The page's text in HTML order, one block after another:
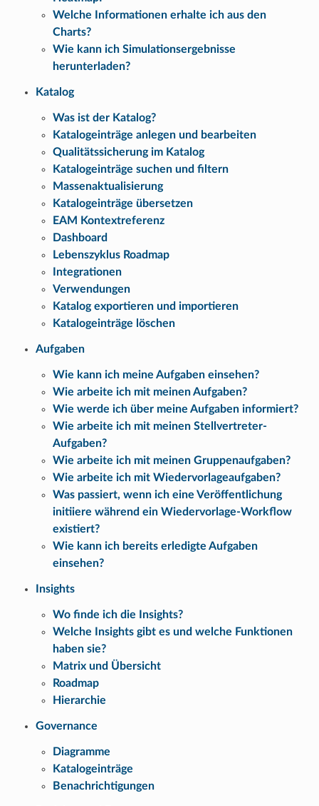
Welche Informationen erhalte ich aus den
Charts?
Wie kann ich Simulationsergebnisse
herunterladen?
Katalog
Was ist der Katalog?
Katalogeinträge anlegen und bearbeiten
Qualitätssicherung im Katalog
Katalogeinträge suchen und filtern
Massenaktualisierung
Katalogeinträge übersetzen
EAM Kontextreferenz
Dashboard
Lebenszyklus Roadmap
Integrationen
Verwendungen
Katalog exportieren und importieren
Katalogeinträge löschen
Aufgaben
Wie kann ich meine Aufgaben einsehen?
Wie arbeite ich mit meinen Aufgaben?
Wie werde ich über meine Aufgaben informiert?
Wie arbeite ich mit meinen Stellvertreter-
Aufgaben?
Wie arbeite ich mit meinen Gruppenaufgaben?
Wie arbeite ich mit Wiedervorlageaufgaben?
Was passiert, wenn ich eine Veröffentlichung
initiiere während ein Wiedervorlage-Workflow
existiert?
Wie kann ich bereits erledigte Aufgaben
einsehen?
Insights
Wo finde ich die Insights?
Welche Insights gibt es und welche Funktionen
haben sie?
Matrix und Übersicht
Roadmap
Hierarchie
Governance
Diagramme
Katalogeinträge
Benachrichtigungen